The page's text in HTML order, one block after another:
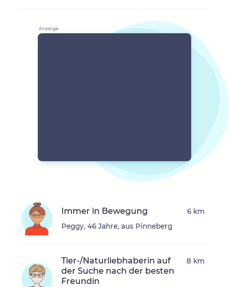
Immer in Bewegung
Peggy, 46 Jahre, aus Pinneberg
6 km
Tier-/Naturliebhaberin auf
der Suche nach der besten
Freundin
8 km